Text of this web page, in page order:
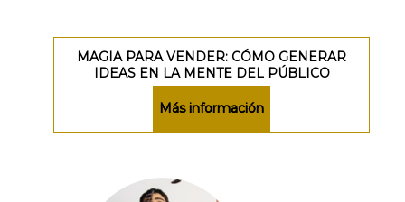
MAGIA PARA VENDER: CÓMO GENERAR
IDEAS EN LA MENTE DEL PÚBLICO
Más información